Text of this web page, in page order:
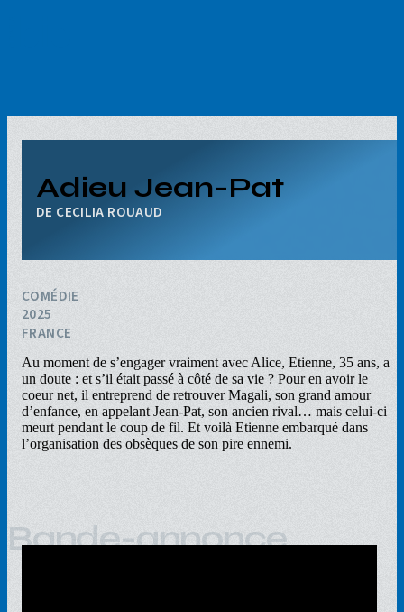
Adieu Jean-Pat
CECILIA ROUAUD
COMÉDIE
2025
FRANCE
Au moment de s’engager vraiment avec Alice, Etienne, 35 ans, a
un doute : et s’il était passé à côté de sa vie ? Pour en avoir le
coeur net, il entreprend de retrouver Magali, son grand amour
d’enfance, en appelant Jean-Pat, son ancien rival… mais celui-ci
meurt pendant le coup de fil. Et voilà Etienne embarqué dans
l’organisation des obsèques de son pire ennemi.
Bande-annonce